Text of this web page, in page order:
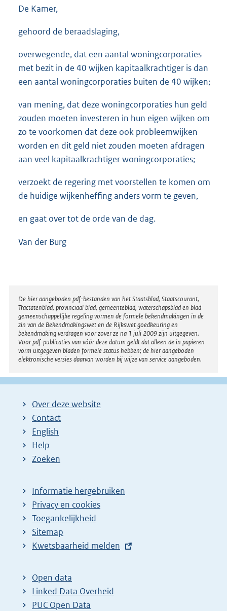
De Kamer,
gehoord de beraadslaging,
overwegende, dat een aantal woningcorporaties
met bezit in de 40 wijken kapitaalkrachtiger is dan
een aantal woningcorporaties buiten de 40 wijken;
van mening, dat deze woningcorporaties hun geld
zouden moeten investeren in hun eigen wijken om
zo te voorkomen dat deze ook probleemwijken
worden en dit geld niet zouden moeten afdragen
aan veel kapitaalkrachtiger woningcorporaties;
verzoekt de regering met voorstellen te komen om
de huidige wijkenheffing anders vorm te geven,
en gaat over tot de orde van de dag.
Van der Burg
Disclaimer
De hier aangeboden pdf-bestanden van het Staatsblad, Staatscourant,
Tractatenblad, provinciaal blad, gemeenteblad, waterschapsblad en blad
gemeenschappelijke regeling vormen de formele bekendmakingen in de
zin van de Bekendmakingswet en de Rijkswet goedkeuring en
bekendmaking verdragen voor zover ze na 1 juli 2009 zijn uitgegeven.
Voor pdf-publicaties van vóór deze datum geldt dat alleen de in papieren
vorm uitgegeven bladen formele status hebben; de hier aangeboden
elektronische versies daarvan worden bij wijze van service aangeboden.
Over deze website
Contact
English
Help
Zoeken
Informatie hergebruiken
Privacy en cookies
Toegankelijkheid
Sitemap
E
t
e
r
Kwetsbaarheid melden
Open data
Linked Data Overheid
PUC Open Data